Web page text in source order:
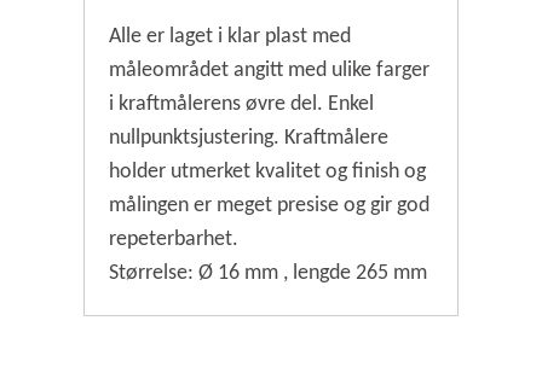
Alle er laget i klar plast med
måleområdet angitt med ulike farger
i kraftmålerens øvre del. Enkel
nullpunktsjustering. Kraftmålere
holder utmerket kvalitet og finish og
målingen er meget presise og gir god
repeterbarhet.
Størrelse: Ø 16 mm , lengde 265 mm